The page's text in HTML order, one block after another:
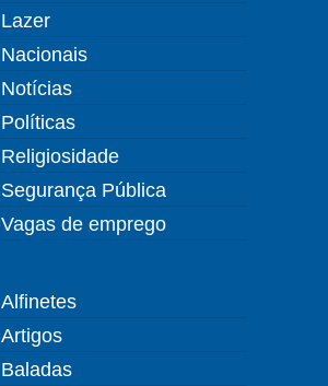
Lazer
Nacionais
Notícias
Políticas
Religiosidade
Segurança Pública
Vagas de emprego
Alfinetes
Artigos
Baladas